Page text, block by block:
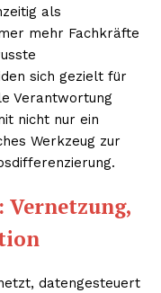
als
mehr Fachkräfte
sich gezielt für
Verantwortung
nicht nur ein
Werkzeug zur
Vernetzung,
datengesteuert